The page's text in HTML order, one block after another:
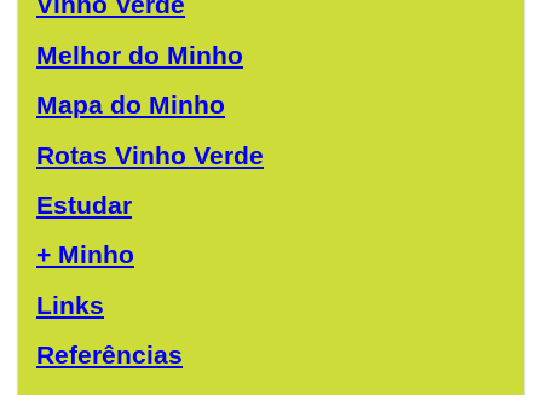
Melhor do Minho
Mapa do Minho
Rotas Vinho Verde
Estudar
+ Minho
Links
Referências